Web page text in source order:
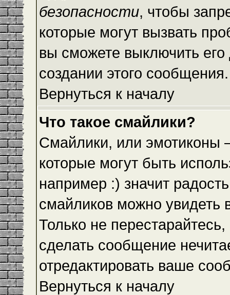
безопасности, чтобы
которые могут вызвать
вы сможете выключить
создании этого сообщения.
Вернуться к началу
Что такое смайлики?
Смайлики, или эмотиконы
которые могут быть
например :) значит
смайликов можно
Только не
сделать сообщение
отредактировать ваше
Вернуться к началу